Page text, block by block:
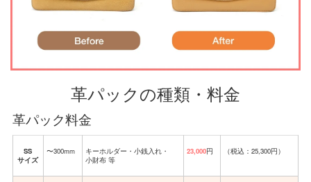
革パックの種類・料金
革パック料金
SS
サイズ
〜300mm
キーホルダー・小銭入れ・
小財布 等
23,000円 （税込：25,300円）